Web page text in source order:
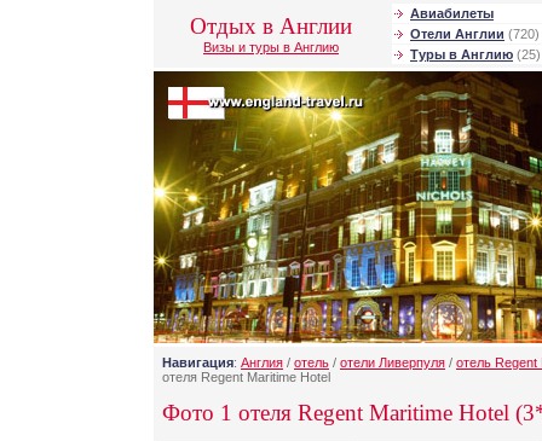
Отдых в Англии
Визы и туры в Англию
Авиабилеты
Отели Англии (720)
Туры в Англию (25)
Навигация: Англия / отель / отели Ливерпуля / отель Regent
отеля Regent Maritime Hotel
Фото 1 отеля Regent Maritime Hotel